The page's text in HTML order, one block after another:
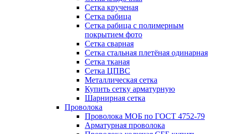
Сетка крученая
Сетка рабица
Сетка рабица с полимерным
покрытием фото
Сетка сварная
Сетка стальная плетёная одинарная
Сетка тканая
Сетка ЦПВС
Металлическая сетка
Купить сетку арматурную
Шарнирная сетка
Проволока
Проволока МОБ по ГОСТ 4752-79
Арматурная проволока